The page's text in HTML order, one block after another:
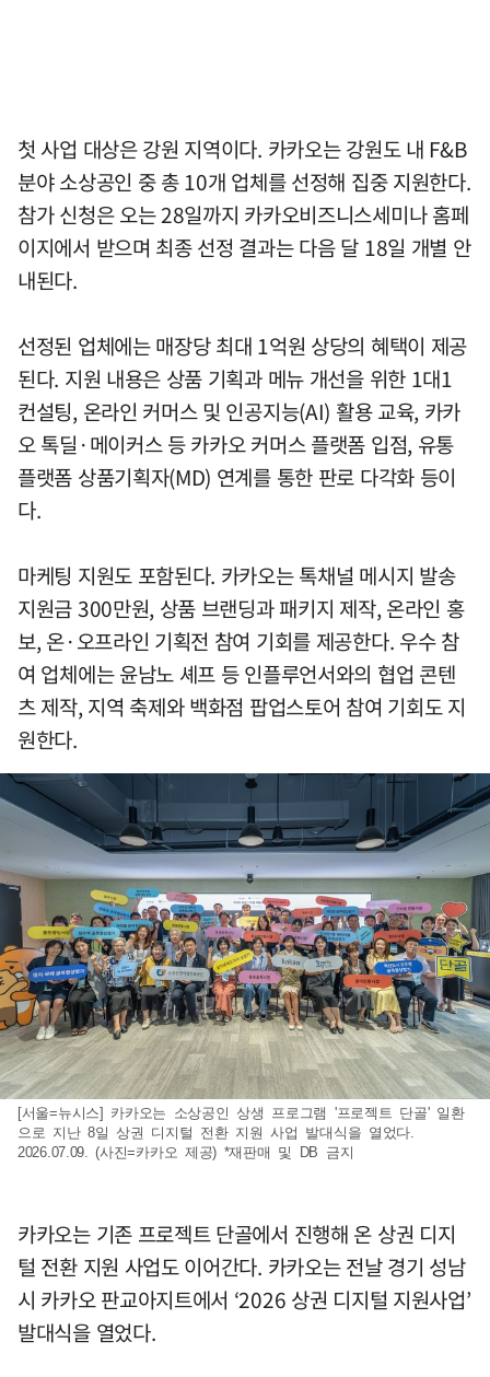
첫 사업 대상은 강원 지역이다. 카카오는 강원도 내 F&B
분야 소상공인 중 총 10개 업체를 선정해 집중 지원한다.
참가 신청은 오는 28일까지 카카오비즈니스세미나 홈페
이지에서 받으며 최종 선정 결과는 다음 달 18일 개별 안
내된다.
선정된 업체에는 매장당 최대 1억원 상당의 혜택이 제공
된다. 지원 내용은 상품 기획과 메뉴 개선을 위한 1대1
컨설팅, 온라인 커머스 및 인공지능(AI) 활용 교육, 카카
오 톡딜·메이커스 등 카카오 커머스 플랫폼 입점, 유통
플랫폼 상품기획자(MD) 연계를 통한 판로 다각화 등이
다.
마케팅 지원도 포함된다. 카카오는 톡채널 메시지 발송
지원금 300만원, 상품 브랜딩과 패키지 제작, 온라인 홍
보, 온·오프라인 기획전 참여 기회를 제공한다. 우수 참
여 업체에는 윤남노 셰프 등 인플루언서와의 협업 콘텐
츠 제작, 지역 축제와 백화점 팝업스토어 참여 기회도 지
원한다.
[서울=뉴시스] 카카오는 소상공인 상생 프로그램 '프로젝트 단골' 일환
으로 지난 8일 상권 디지털 전환 지원 사업 발대식을 열었다.
2026.07.09. (사진=카카오 제공) *재판매 및 DB 금지
카카오는 기존 프로젝트 단골에서 진행해 온 상권 디지
털 전환 지원 사업도 이어간다. 카카오는 전날 경기 성남
시 카카오 판교아지트에서 ‘2026 상권 디지털 지원사업’
발대식을 열었다.